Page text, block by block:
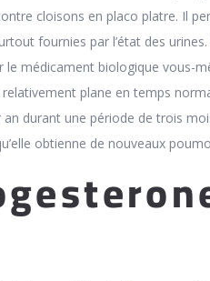
cloisons en placo platre. Il
fournies par l’état des
le médicament biologique vous-
relativement plane en temps
durant une période de trois
obtienne de nouveaux